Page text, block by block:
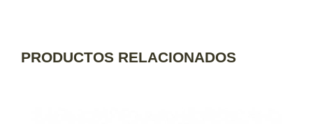
PRODUCTOS RELACIONADOS